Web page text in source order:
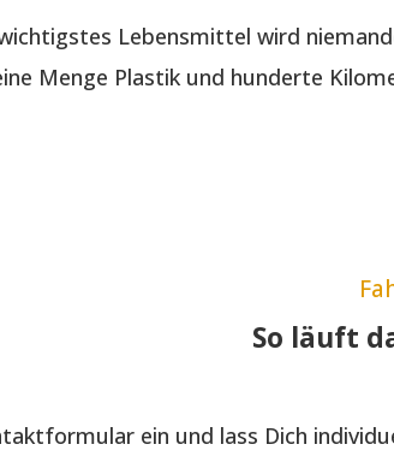
Lebensmittel wird
Menge Plastik und hunderte
So läuft
ein und lass Dich